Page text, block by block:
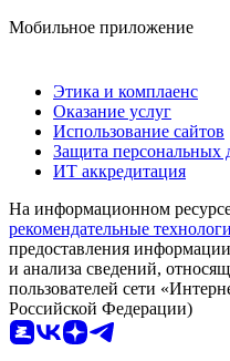
Мобильное приложение
Этика и комплаенс
Оказание услуг
Использование сайтов
Защита персональных
ИТ аккредитация
На информационном
рекомендательные
предоставления
и анализа сведений,
пользователей сети
Российской Федерации)